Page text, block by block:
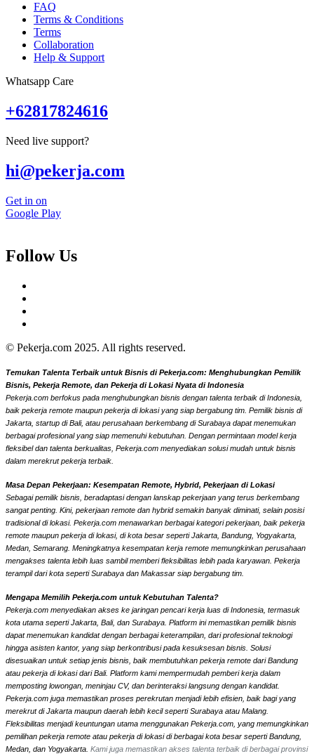
FAQ
Terms & Conditions
Terms
Collaboration
Help & Support
Whatsapp Care
+62817824616
Need live support?
hi@pekerja.com
Get in on
Google Play
Follow Us
© Pekerja.com 2025. All rights reserved.
Temukan Talenta Terbaik untuk Bisnis di Pekerja.com: Menghubungkan Pemilik
Bisnis, Pekerja Remote, dan Pekerja di Lokasi Nyata di Indonesia
Pekerja.com berfokus pada menghubungkan bisnis dengan talenta terbaik di Indonesia,
baik pekerja remote maupun pekerja di lokasi yang siap bergabung tim. Pemilik bisnis di
Jakarta, startup di Bali, atau perusahaan berkembang di Surabaya dapat menemukan
berbagai profesional yang siap memenuhi kebutuhan. Dengan permintaan model kerja
fleksibel dan talenta berkualitas, Pekerja.com menyediakan solusi mudah untuk bisnis
dalam merekrut pekerja terbaik.
Masa Depan Pekerjaan: Kesempatan Remote, Hybrid, Pekerjaan di Lokasi
Sebagai pemilik bisnis, beradaptasi dengan lanskap pekerjaan yang terus berkembang
sangat penting. Kini, pekerjaan remote dan hybrid semakin banyak diminati, selain posisi
tradisional di lokasi. Pekerja.com menawarkan berbagai kategori pekerjaan, baik pekerja
remote maupun pekerja di lokasi, di kota besar seperti Jakarta, Bandung, Yogyakarta,
Medan, Semarang. Meningkatnya kesempatan kerja remote memungkinkan perusahaan
mengakses talenta lebih luas sambil memberi fleksibilitas lebih pada karyawan. Pekerja
terampil dari kota seperti Surabaya dan Makassar siap bergabung tim.
Mengapa Memilih Pekerja.com untuk Kebutuhan Talenta?
Pekerja.com menyediakan akses ke jaringan pencari kerja luas di Indonesia, termasuk
kota utama seperti Jakarta, Bali, dan Surabaya. Platform ini memastikan pemilik bisnis
dapat menemukan kandidat dengan berbagai keterampilan, dari profesional teknologi
hingga asisten kantor, yang siap berkontribusi pada kesuksesan bisnis. Solusi
disesuaikan untuk setiap jenis bisnis, baik membutuhkan pekerja remote dari Bandung
atau pekerja di lokasi dari Bali. Platform kami mempermudah pemberi kerja dalam
memposting lowongan, meninjau CV, dan berinteraksi langsung dengan kandidat.
Pekerja.com juga memastikan proses perekrutan menjadi lebih efisien, baik bagi yang
merekrut di Jakarta maupun daerah lebih kecil seperti Surabaya atau Malang.
Fleksibilitas menjadi keuntungan utama menggunakan Pekerja.com, yang memungkinkan
pemilihan pekerja remote atau pekerja di lokasi di berbagai kota besar seperti Bandung,
Medan, dan Yogyakarta. Kami juga memastikan akses talenta terbaik di berbagai provinsi